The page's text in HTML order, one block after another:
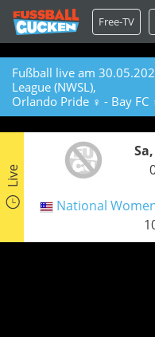
Free-TV
Fußball live am
League (NWSL),
Orlando Pride ♀ - Bay FC
Live
National